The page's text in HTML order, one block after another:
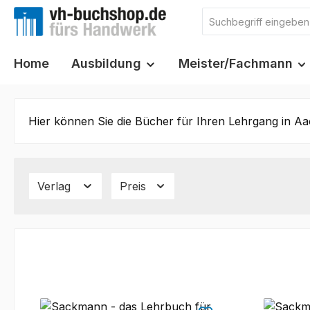
Hauptinhalt springen
Zur Suche springen
Zur Hauptnavigation springen
Home Ausbildung Meister/Fachmann
Hier können Sie die Bücher für Ihren Lehrgang in
Verlag Preis